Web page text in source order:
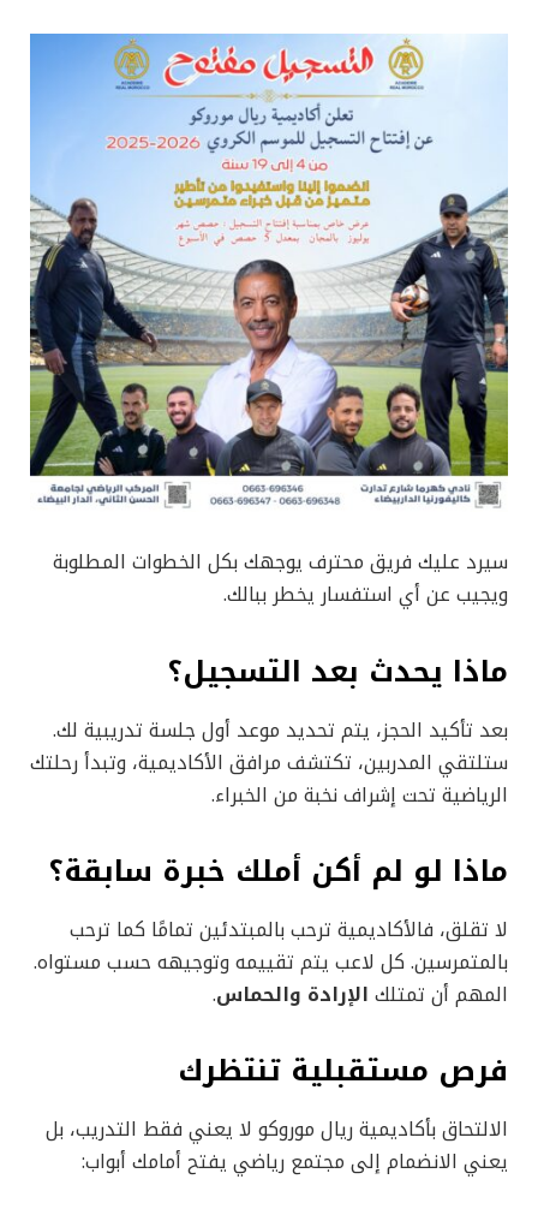
سيرد عليك فريق محترف يوجهك بكل الخطوات المطلوبة
ويجيب عن أي استفسار يخطر ببالك.
ماذا يحدث بعد التسجيل؟
بعد تأكيد الحجز، يتم تحديد موعد أول جلسة تدريبية لك.
ستلتقي المدربين، تكتشف مرافق الأكاديمية، وتبدأ رحلتك
الرياضية تحت إشراف نخبة من الخبراء.
ماذا لو لم أكن أملك خبرة سابقة؟
لا تقلق، فالأكاديمية ترحب بالمبتدئين تمامًا كما ترحب
بالمتمرسين. كل لاعب يتم تقييمه وتوجيهه حسب مستواه.
المهم أن تمتلك الإرادة والحماس.
فرص مستقبلية تنتظرك
الالتحاق بأكاديمية ريال موروكو لا يعني فقط التدريب، بل
يعني الانضمام إلى مجتمع رياضي يفتح أمامك أبواب: